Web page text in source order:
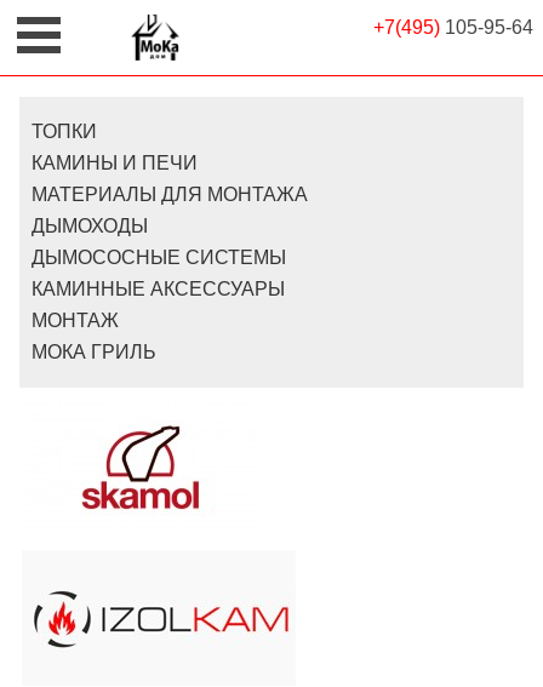
+7(495) 105-95-64
ТОПКИ
КАМИНЫ И ПЕЧИ
МАТЕРИАЛЫ ДЛЯ МОНТАЖА
ДЫМОХОДЫ
ДЫМОСОСНЫЕ СИСТЕМЫ
КАМИННЫЕ АКСЕССУАРЫ
МОНТАЖ
МОКА ГРИЛЬ